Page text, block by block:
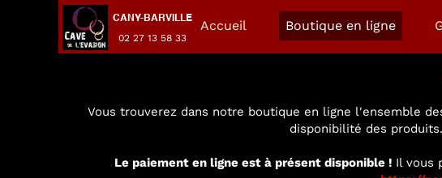
Accueil Boutique en ligne
CANY-BARVILLE
02 27 13 58 33
Vous trouverez dans notre boutique en ligne l'ensemble
disponibilité des
Le paiement en ligne est à présent disponible ! Il vous